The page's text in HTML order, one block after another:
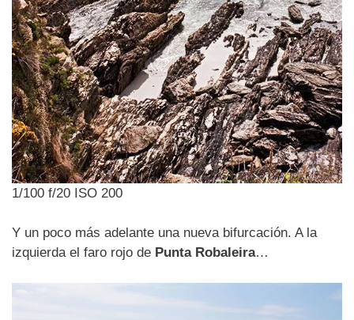
1/100 f/20 ISO 200
Y un poco más adelante una nueva bifurcación. A la
izquierda el faro rojo de Punta Robaleira…